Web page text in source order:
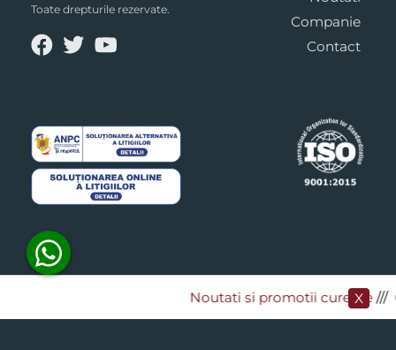
Noutati si promotii curente ​///
X
Toate drepturile rezervate.
Companie
Contact